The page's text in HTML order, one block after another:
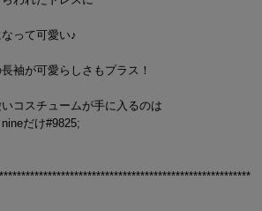
って可愛い♪
袖が可愛らしさもプラス！
コスチュームが手に入るのは
だけ#9825;